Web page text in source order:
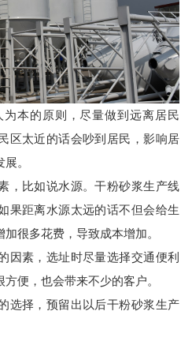
本的原则，尽量做到远离居民
区太近的话会吵到居民，影响居
。
比如说水源。干粉砂浆生产线
果距离水源太远的话不但会给生
很多花费，导致成本增加。
素，选址时尽量选择交通便利
便，也会带来不少的客户。
择，预留出以后干粉砂浆生产